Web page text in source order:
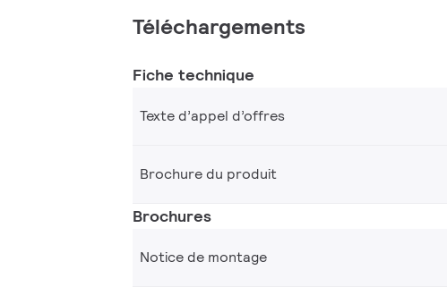
Téléchargements
Fiche technique
Texte d’appel d’offres
Brochure du produit
Brochures
Notice de montage